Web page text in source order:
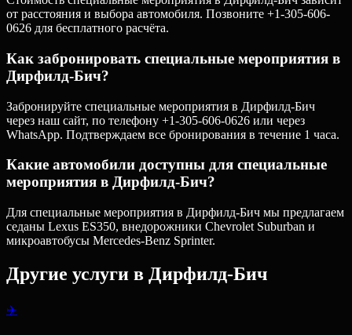
от расстояния и выбора автомобиля. Позвоните +1-305-606-
0626 для бесплатного расчёта.
Как забронировать специальные мероприятия в
Дирфилд-Бич?
Забронируйте специальные мероприятия в Дирфилд-Бич
через наш сайт, по телефону +1-305-606-0626 или через
WhatsApp. Подтверждаем все бронирования в течение 1 часа.
Какие автомобили доступны для специальные
мероприятия в Дирфилд-Бич?
Для специальные мероприятия в Дирфилд-Бич мы предлагаем
седаны Lexus ES350, внедорожники Chevrolet Suburban и
микроавтобусы Mercedes-Benz Sprinter.
Другие услуги в Дирфилд-Бич
✈️